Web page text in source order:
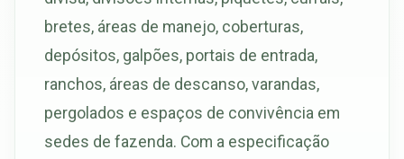
bretes, áreas de manejo, coberturas,
depósitos, galpões, portais de entrada,
ranchos, áreas de descanso, varandas,
pergolados e espaços de convivência em
sedes de fazenda. Com a especificação